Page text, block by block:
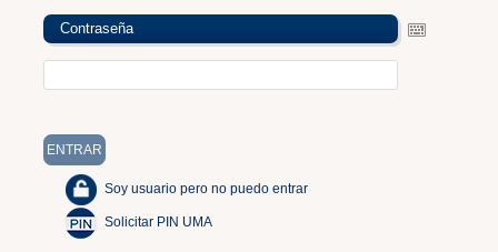
Contraseña
Soy usuario pero no puedo entrar
Solicitar PIN UMA